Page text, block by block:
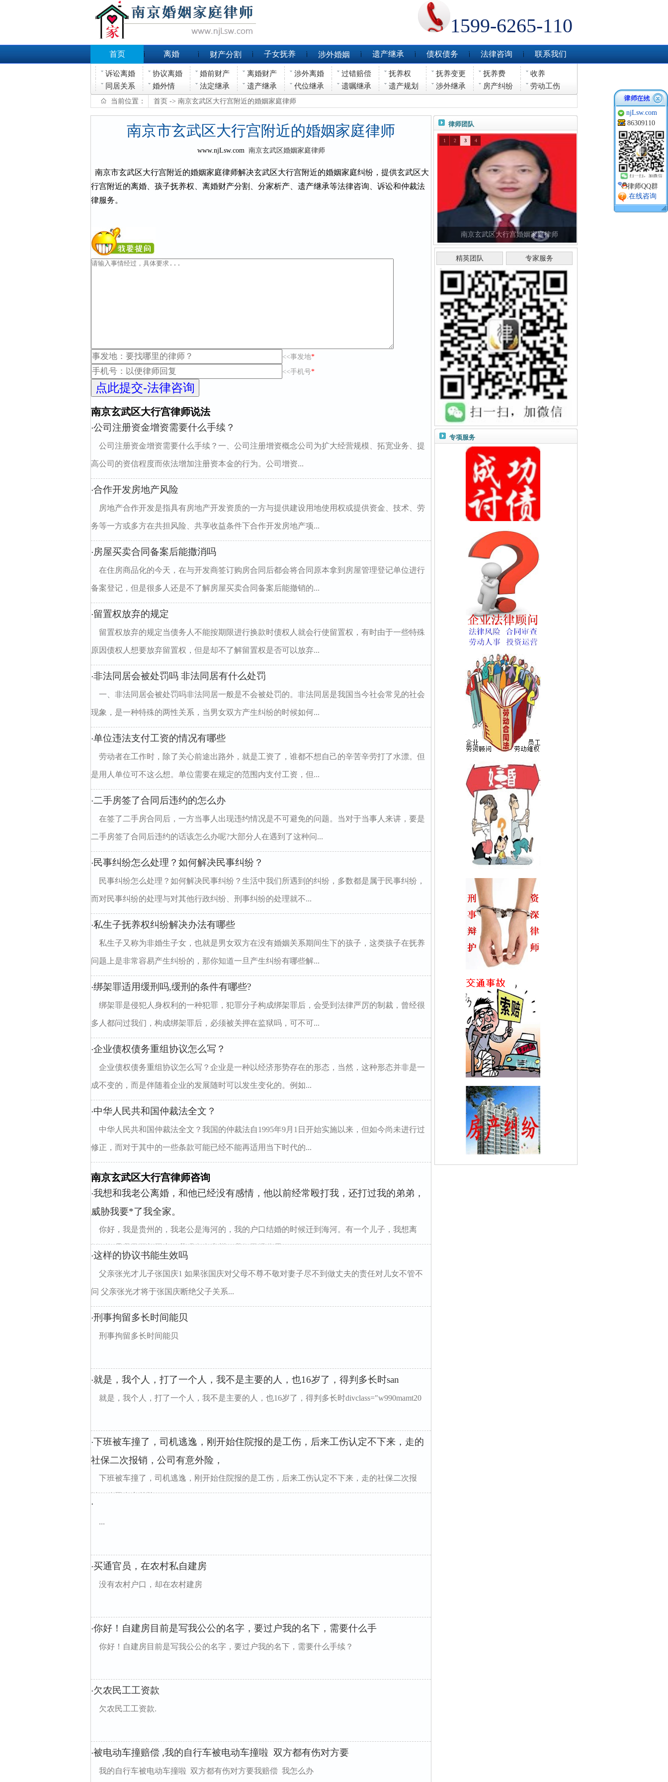
1599-6265-110
首页 离婚 财产分割 子女抚养 涉外婚姻 遗产继承 债权债务 法律咨询 联系我们
诉讼离婚 协议离婚 婚前财产 离婚财产 涉外离婚 过错赔偿 抚养权 抚养变更 抚养费
收养
同居关系
婚外情 法定继承 遗产继承 代位继承 遗嘱继承 遗产规划 涉外继承 房产纠纷 劳动工伤
当前位置： 首页 -> 南京玄武区大行宫附近的婚姻家庭律师
南京市玄武区大行宫附近的婚姻家庭律师
www.njLsw.com 南京玄武区婚姻家庭律师
南京市玄武区大行宫附近的婚姻家庭律师解决玄武区大行宫附近的婚姻家庭纠纷，提供玄武区大
行宫附近的离婚、孩子抚养权、离婚财产分割、分家析产、遗产继承等法律咨询、诉讼和仲裁法
律服务。
<<事发地*
<<手机号*
南京玄武区大行宫律师说法
·公司注册资金增资需要什么手续？
公司注册资金增资需要什么手续？一、公司注册增资概念公司为扩大经营规模、拓宽业务、提
高公司的资信程度而依法增加注册资本金的行为。公司增资...
·合作开发房地产风险
房地产合作开发是指具有房地产开发资质的一方与提供建设用地使用权或提供资金、技术、劳
务等一方或多方在共担风险、共享收益条件下合作开发房地产项...
·房屋买卖合同备案后能撒消吗
在住房商品化的今天，在与开发商签订购房合同后都会将合同原本拿到房屋管理登记单位进行
备案登记，但是很多人还是不了解房屋买卖合同备案后能撤销的...
·留置权放弃的规定
留置权放弃的规定当债务人不能按期限进行换款时债权人就会行使留置权，有时由于一些特殊
原因债权人想要放弃留置权，但是却不了解留置权是否可以放弃...
·非法同居会被处罚吗 非法同居有什么处罚
一、非法同居会被处罚吗非法同居一般是不会被处罚的。非法同居是我国当今社会常见的社会
现象，是一种特殊的两性关系，当男女双方产生纠纷的时候如何...
·单位违法支付工资的情况有哪些
劳动者在工作时，除了关心前途出路外，就是工资了，谁都不想自己的辛苦辛劳打了水漂。但
是用人单位可不这么想。单位需要在规定的范围内支付工资，但...
·二手房签了合同后违约的怎么办
在签了二手房合同后，一方当事人出现违约情况是不可避免的问题。当对于当事人来讲，要是
二手房签了合同后违约的话该怎么办呢?大部分人在遇到了这种问...
· 民事纠纷怎么处理？如何解决民事纠纷？
民事纠纷怎么处理？如何解决民事纠纷？生活中我们所遇到的纠纷，多数都是属于民事纠纷，
而对民事纠纷的处理与对其他行政纠纷、刑事纠纷的处理就不...
·私生子抚养权纠纷解决办法有哪些
私生子又称为非婚生子女，也就是男女双方在没有婚姻关系期间生下的孩子，这类孩子在抚养
问题上是非常容易产生纠纷的，那你知道一旦产生纠纷有哪些解...
·绑架罪适用缓刑吗,缓刑的条件有哪些?
绑架罪是侵犯人身权利的一种犯罪，犯罪分子构成绑架罪后，会受到法律严厉的制裁，曾经很
多人都问过我们，构成绑架罪后，必须被关押在监狱吗，可不可...
·企业债权债务重组协议怎么写？
企业债权债务重组协议怎么写？企业是一种以经济形势存在的形态，当然，这种形态并非是一
成不变的，而是伴随着企业的发展随时可以发生变化的。例如...
·中华人民共和国仲裁法全文？
中华人民共和国仲裁法全文？我国的仲裁法自1995年9月1日开始实施以来，但如今尚未进行过
修正，而对于其中的一些条款可能已经不能再适用当下时代的...
南京玄武区大行宫律师咨询
·我想和我老公离婚，和他已经没有感情，他以前经常殴打我，还打过我的弟弟，
威胁我要*了我全家。
你好，我是贵州的，我老公是海河的，我的户口结婚的时候迁到海河。有一个儿子，我想离
婚，但是我又不想回去（我现在在贵州，我们已经分居...
·这样的协议书能生效吗
父亲张光才儿子张国庆1 如果张国庆对父母不尊不敬对妻子尽不到做丈夫的责任对儿女不管不
问 父亲张光才将于张国庆断绝父子关系...
·刑事拘留多长时间能贝
刑事拘留多长时间能贝
·就是，我个人，打了一个人，我不是主要的人，也16岁了，得判多长时san
就是，我个人，打了一个人，我不是主要的人，也16岁了，得判多长时divclass="w990mamt20
·下班被车撞了，司机逃逸，刚开始住院报的是工伤，后来工伤认定不下来，走的
社保二次报销，公司有意外险，
下班被车撞了，司机逃逸，刚开始住院报的是工伤，后来工伤认定不下来，走的社保二次报
销，公司有意外险，
·
...
·买通官员，在农村私自建房
没有农村户口，却在农村建房
·你好！自建房目前是写我公公的名字，要过户我的名下，需要什么手
你好！自建房目前是写我公公的名字，要过户我的名下，需要什么手续？
·欠农民工工资款
欠农民工工资款.
·被电动车撞赔偿 ,我的自行车被电动车撞啦 双方都有伤对方要
我的自行车被电动车撞啦 双方都有伤对方要我赔偿 我怎么办
律师团队
南京玄武区大行宫婚姻家庭律师
1 2 3 4
精英团队 专家服务
专项服务
北苑婚姻家庭律师 樱驼花园婚姻家庭律
njLsw.com
86309110
律师QQ群
.在线咨询